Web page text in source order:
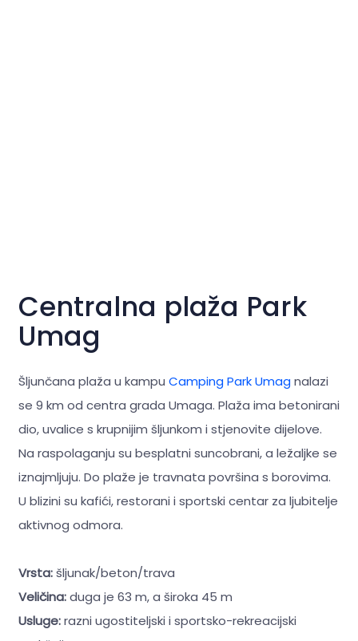
Centralna plaža Park
Umag
Šljunčana plaža u kampu Camping Park Umagnalazi
se 9 km od centra grada Umaga. Plaža ima betonirani
dio, uvalice s krupnijim šljunkom i stjenovite dijelove.
Na raspolaganju su besplatni suncobrani, a ležaljke se
iznajmljuju. Do plaže je travnata površina s borovima.
U blizini su kafići, restorani i sportski centar za ljubitelje
aktivnog odmora.
Vrsta:šljunak/beton/trava
Veličina:duga je 63 m, a široka 45 m
Usluge:razni ugostiteljski i sportsko-rekreacijski